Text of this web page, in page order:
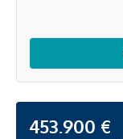
453.900 €